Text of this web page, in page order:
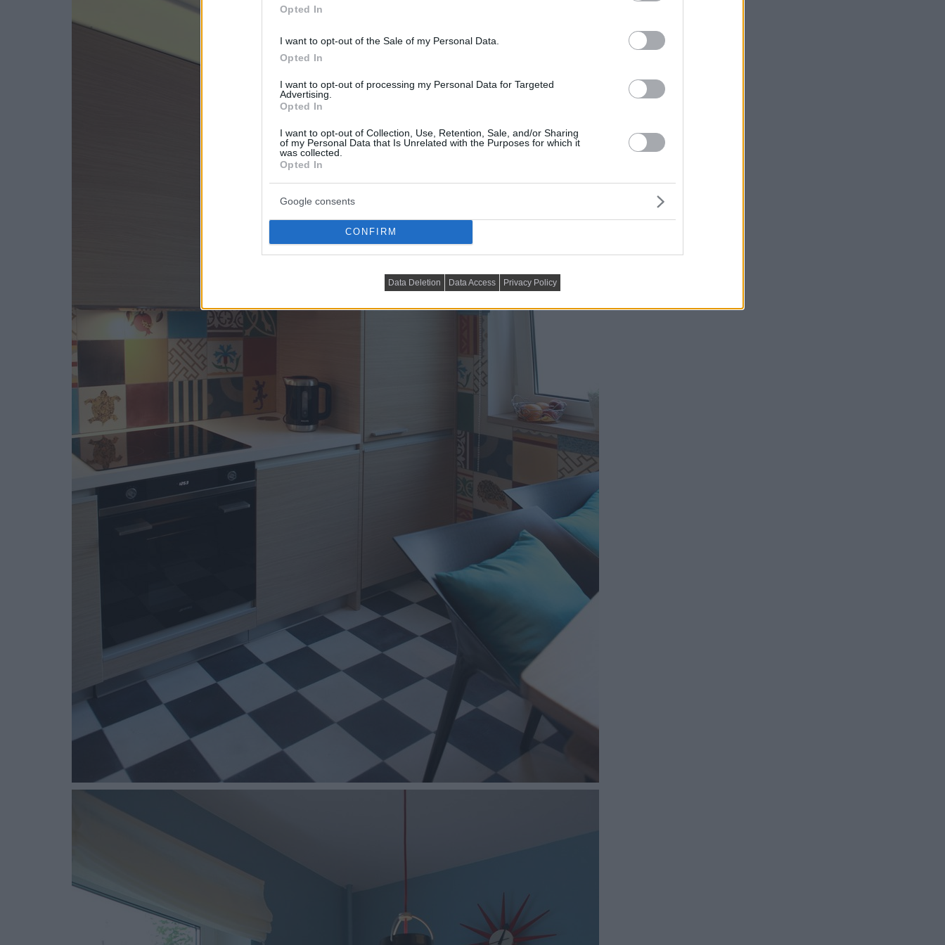
Opted In
I want to opt-out of the Sale of my Personal Data.
Opted In
I want to opt-out of processing my Personal Data for Targeted
Advertising.
Opted In
I want to opt-out of Collection, Use, Retention, Sale, and/or Sharing
of my Personal Data that Is Unrelated with the Purposes for which it
was collected.
Opted In
Google consents
CONFIRM
Data Deletion Data Access Privacy Policy